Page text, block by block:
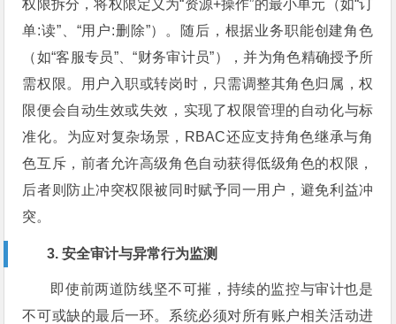
权限拆分，将权限定义为“资源+操作”的最小单元（如“订
单:读”、“用户:删除”）。随后，根据业务职能创建角色
（如“客服专员”、“财务审计员”），并为角色精确授予所
需权限。用户入职或转岗时，只需调整其角色归属，权
限便会自动生效或失效，实现了权限管理的自动化与标
准化。为应对复杂场景，RBAC还应支持角色继承与角
色互斥，前者允许高级角色自动获得低级角色的权限，
后者则防止冲突权限被同时赋予同一用户，避免利益冲
突。
3. 安全审计与异常行为监测
即使前两道防线坚不可摧，持续的监控与审计也是
不可或缺的最后一环。系统必须对所有账户相关活动进